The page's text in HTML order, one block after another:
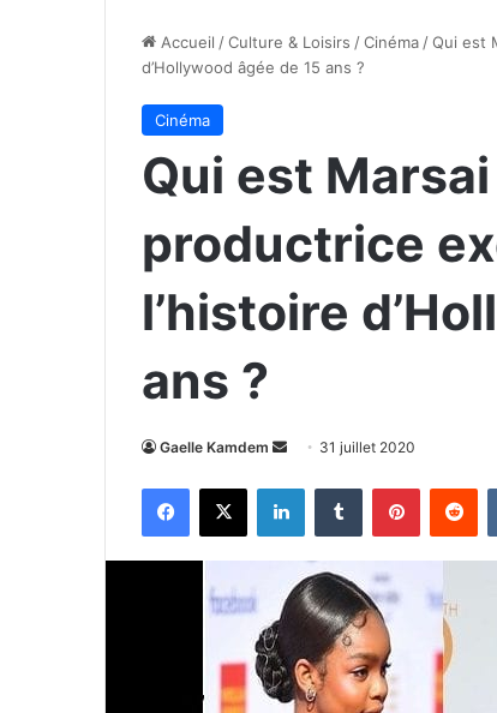
Accueil /Culture & Loisirs /Cinéma /Qui est
d’Hollywood âgée de 15 ans ?
Cinéma
Qui est
productrice
l’histoire
ans ?
Gaelle Kamdem
Envoyer
courriel
31 juillet 2020
Facebook
X LinkedinTumblr Pinterest